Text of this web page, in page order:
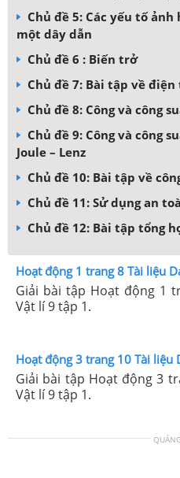
Chủ đề 5: Các yếu tố
một dây dẫn
Chủ đề 6 : Biến trở
Chủ đề 7: Bài tập về
Chủ đề 8: Công và công
Chủ đề 9: Công và công
Joule – Lenz
Chủ đề 10: Bài tập về
Chủ đề 11: Sử dụng an
Chủ đề 12: Bài tập tổng
Hoạt động 1 trang 8 Tài liệu
Giải bài tập Hoạt động 1
Vật lí 9 tập 1.
Hoạt động 3 trang 10 Tài liệu
Giải bài tập Hoạt động 3
Vật lí 9 tập 1.